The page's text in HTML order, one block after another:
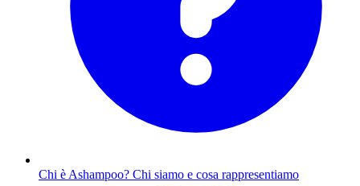
Chi è Ashampoo? Chi siamo e cosa rappresentiamo